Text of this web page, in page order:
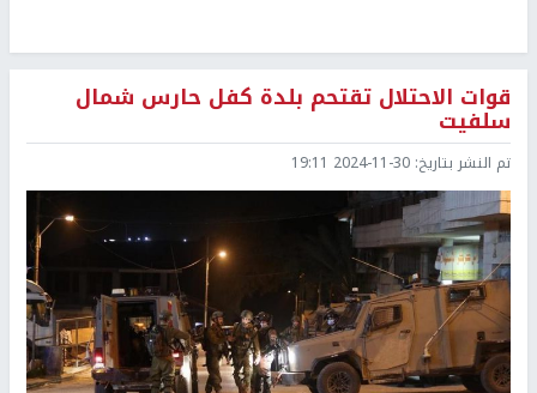
قوات الاحتلال تقتحم بلدة كفل حارس شمال
سلفيت
تم النشر بتاريخ: 2024-11-30 19:11